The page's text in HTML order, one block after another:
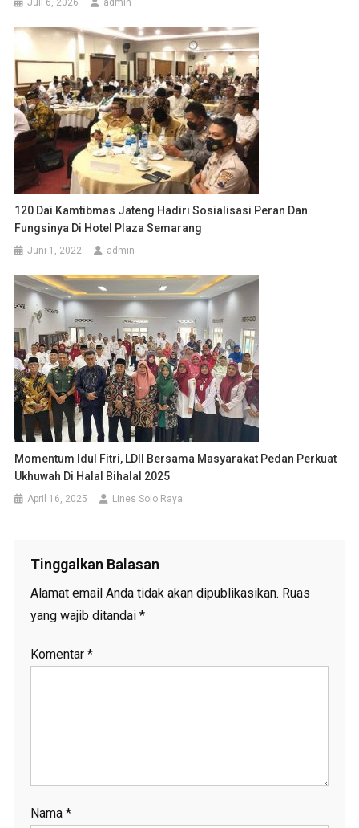
Juli 6, 2026 admin
120 Dai Kamtibmas Jateng Hadiri Sosialisasi Peran Dan
Fungsinya Di Hotel Plaza Semarang
Juni 1, 2022 admin
Momentum Idul Fitri, LDII Bersama Masyarakat Pedan Perkuat
Ukhuwah Di Halal Bihalal 2025
April 16, 2025 Lines Solo Raya
Tinggalkan Balasan
Alamat email Anda tidak akan dipublikasikan. Ruas
yang wajib ditandai *
Komentar *
Nama *